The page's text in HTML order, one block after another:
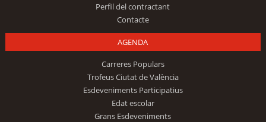
Perfil del contractant
Contacte
AGENDA
Carreres Populars
Trofeus Ciutat de València
Esdeveniments Participatius
Edat escolar
Grans Esdeveniments